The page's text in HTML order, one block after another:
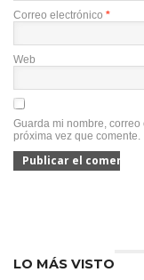
Correo electrónico *
Web
Guarda mi nombre,
próxima vez que comente.
LO MÁS VISTO